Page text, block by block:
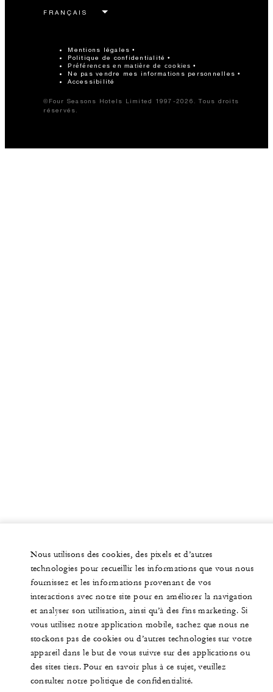
Mentions légales
Politique de confidentialité
Préférences en matière de cookies
Ne pas vendre mes informations personnelles
Accessibilité
©Four Seasons Hotels Limited 1997-2026. Tous droits
réservés.
Nous utilisons des cookies, des pixels et d’autres
technologies pour recueillir les informations que vous nous
fournissez et les informations provenant de vos
interactions avec notre site pour en améliorer la navigation
et analyser son utilisation, ainsi qu’à des fins marketing. Si
vous utilisez notre application mobile, sachez que nous ne
stockons pas de cookies ou d’autres technologies sur votre
appareil dans le but de vous suivre sur des applications ou
des sites tiers. Pour en savoir plus à ce sujet, veuillez
consulter notre politique de confidentialité.